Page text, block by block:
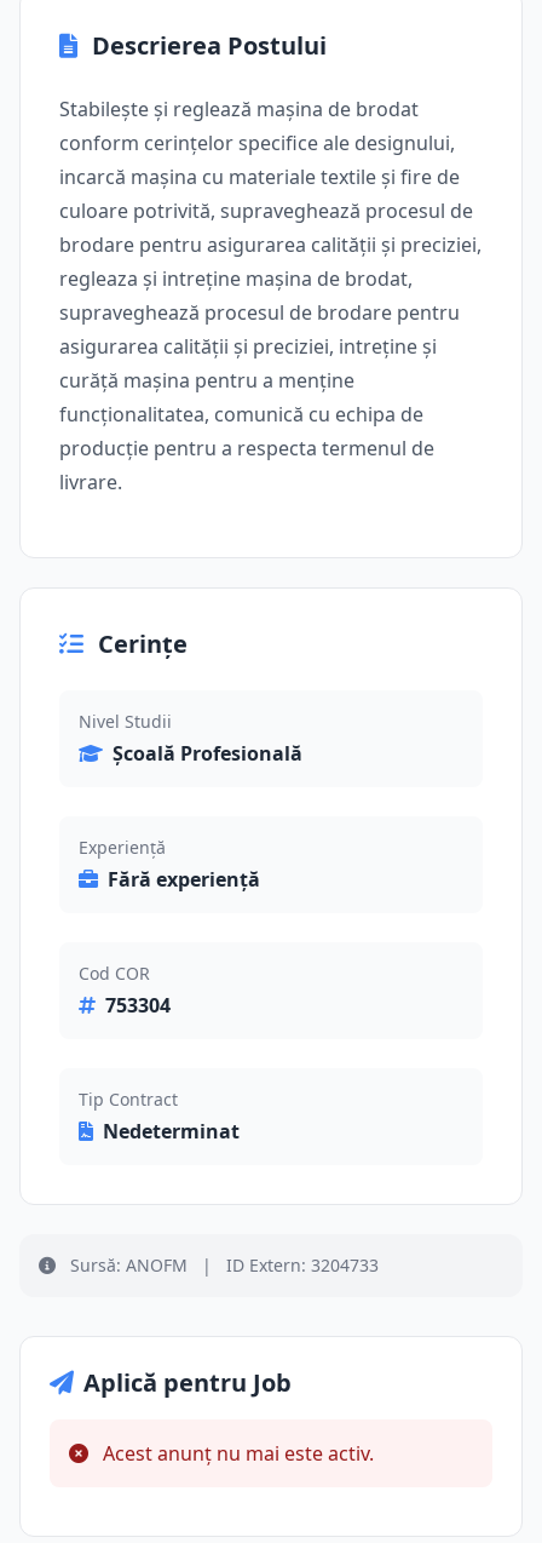
Descrierea Postului
Stabilește și reglează mașina de brodat
conform cerințelor specifice ale designului,
incarcă mașina cu materiale textile și fire de
culoare potrivită, supraveghează procesul de
brodare pentru asigurarea calității și preciziei,
regleaza și intreține mașina de brodat,
supraveghează procesul de brodare pentru
asigurarea calității și preciziei, intreține și
curăță mașina pentru a menține
funcționalitatea, comunică cu echipa de
producție pentru a respecta termenul de
livrare.
Cerințe
Nivel Studii
Școală Profesională
Experiență
Fără experiență
Cod COR
753304
Tip Contract
Nedeterminat
Sursă: ANOFM | ID Extern: 3204733
Aplică pentru Job
Acest anunț nu mai este activ.